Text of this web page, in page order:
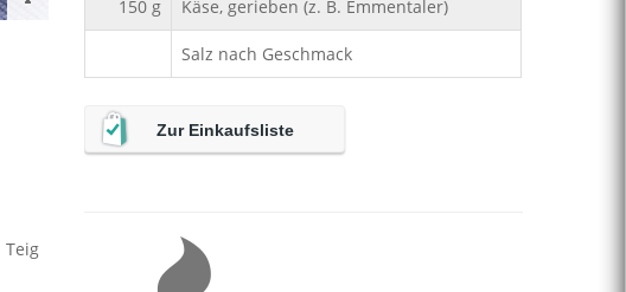
150 g Käse, gerieben (z. B. Emmentaler)
Salz nach Geschmack
Zur Einkaufsliste